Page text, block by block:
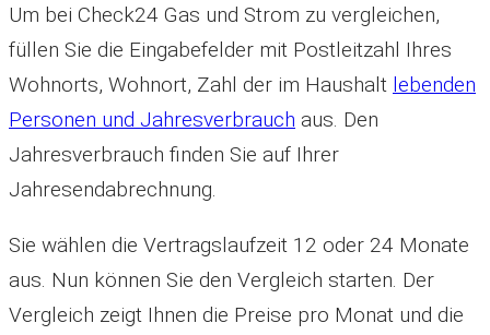
Um bei Check24 Gas und Strom zu vergleichen,
füllen Sie die Eingabefelder mit Postleitzahl Ihres
Wohnorts, Wohnort, Zahl der im Haushalt lebenden
Personen und Jahresverbrauch aus. Den
Jahresverbrauch finden Sie auf Ihrer
Jahresendabrechnung.
Sie wählen die Vertragslaufzeit 12 oder 24 Monate
aus. Nun können Sie den Vergleich starten. Der
Vergleich zeigt Ihnen die Preise pro Monat und die